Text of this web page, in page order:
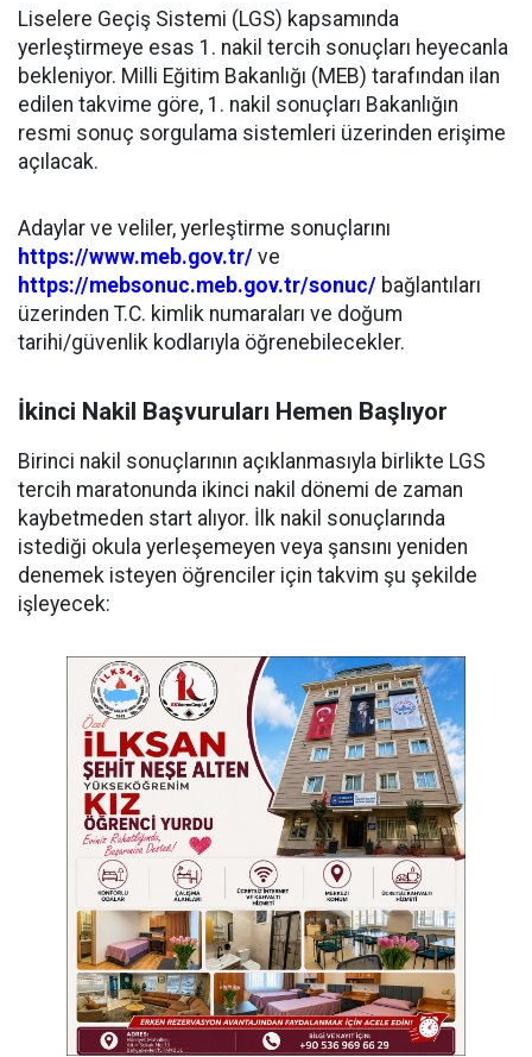
Liselere Geçiş Sistemi (LGS) kapsamında
yerleştirmeye esas 1. nakil tercih sonuçları heyecanla
bekleniyor. Milli Eğitim Bakanlığı (MEB) tarafından ilan
edilen takvime göre, 1. nakil sonuçları Bakanlığın
resmi sonuç sorgulama sistemleri üzerinden erişime
açılacak.
Adaylar ve veliler, yerleştirme sonuçlarını
https://www.meb.gov.tr/ ve
https://mebsonuc.meb.gov.tr/sonuc/ bağlantıları
üzerinden T.C. kimlik numaraları ve doğum
tarihi/güvenlik kodlarıyla öğrenebilecekler.
İkinci Nakil Başvuruları Hemen Başlıyor
Birinci nakil sonuçlarının açıklanmasıyla birlikte LGS
tercih maratonunda ikinci nakil dönemi de zaman
kaybetmeden start alıyor. İlk nakil sonuçlarında
istediği okula yerleşemeyen veya şansını yeniden
denemek isteyen öğrenciler için takvim şu şekilde
işleyecek: